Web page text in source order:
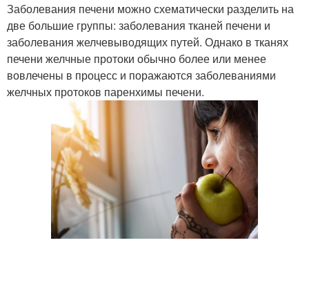
Заболевания печени можно схематически разделить на
две большие группы: заболевания тканей печени и
заболевания желчевыводящих путей. Однако в тканях
печени желчные протоки обычно более или менее
вовлечены в процесс и поражаются заболеваниями
желчных протоков паренхимы печени.